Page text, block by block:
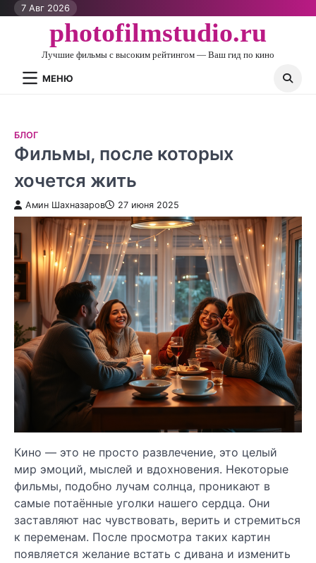
Перейти7 Авг 2026
photofilmstudio.ru
Лучшие фильмы с высоким рейтингом — Ваш гид по кино
МЕНЮ
БЛОГ
Фильмы, после которых
хочется жить
Амин Шахназаров 27 июня 2025
Кино — это не просто развлечение, это целый
мир эмоций, мыслей и вдохновения. Некоторые
фильмы, подобно лучам солнца, проникают в
самые потаённые уголки нашего сердца. Они
заставляют нас чувствовать, верить и стремиться
к переменам. После просмотра таких картин
появляется желание встать с дивана и изменить